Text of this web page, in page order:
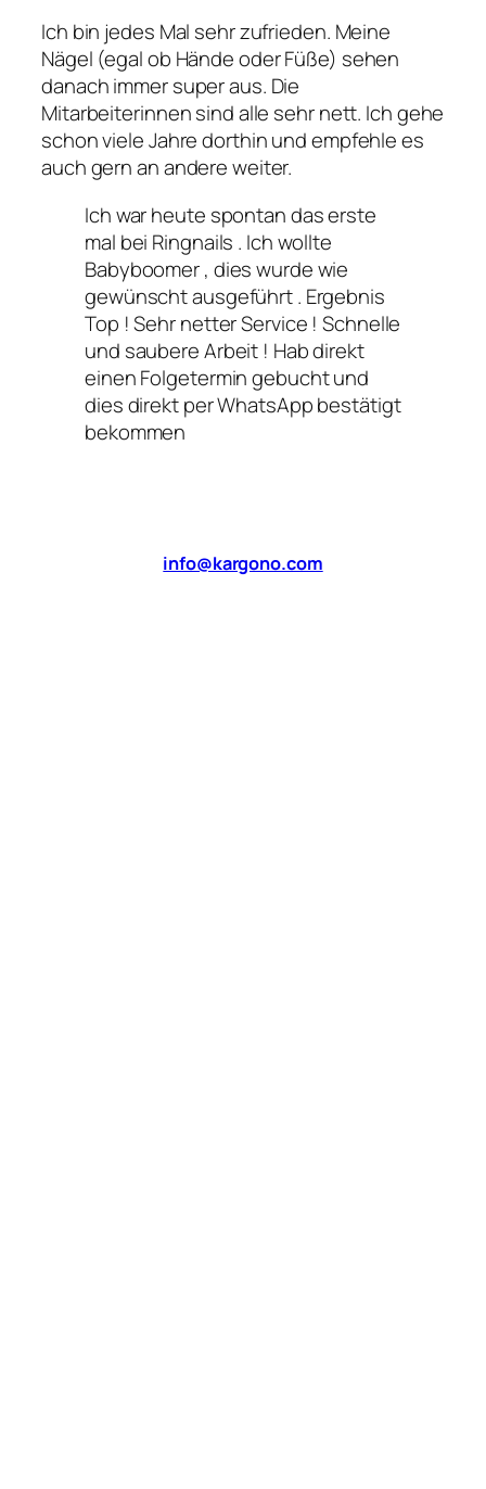
Ich bin jedes Mal sehr zufrieden. Meine
Nägel (egal ob Hände oder Füße) sehen
danach immer super aus. Die
Mitarbeiterinnen sind alle sehr nett. Ich gehe
schon viele Jahre dorthin und empfehle es
auch gern an andere weiter.
Ich war heute spontan das erste
mal bei Ringnails . Ich wollte
Babyboomer , dies wurde wie
gewünscht ausgeführt . Ergebnis
Top ! Sehr netter Service ! Schnelle
und saubere Arbeit ! Hab direkt
einen Folgetermin gebucht und
dies direkt per WhatsApp bestätigt
bekommen
info@kargono.com